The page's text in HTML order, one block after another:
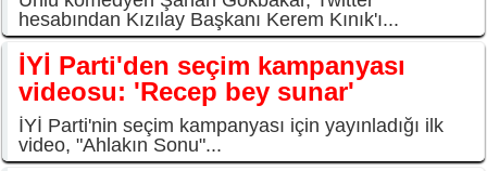
hesabından Kızılay Başkanı Kerem Kınık'ı...
İYİ Parti'den seçim kampanyası
videosu: 'Recep bey sunar'
İYİ Parti'nin seçim kampanyası için yayınladığı ilk
video, "Ahlakın Sonu"...